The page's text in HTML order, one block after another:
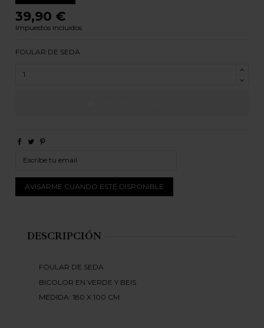
39,90 €
Impuestos incluidos
FOULAR DE SEDA
DESCRIPCIÓN
FOULAR DE SEDA
BICOLOR EN VERDE Y BEIS
MEDIDA: 180 X 100 CM